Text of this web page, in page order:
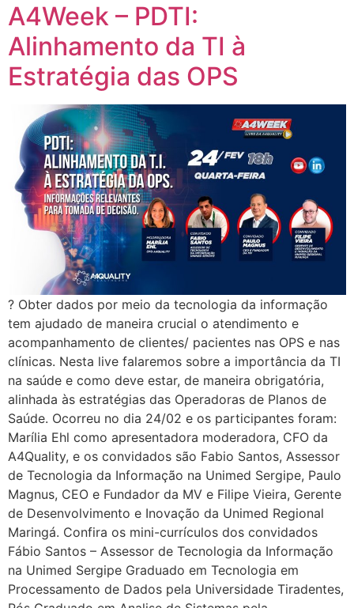
A4Week – PDTI:
Alinhamento da TI à
Estratégia das OPS
? Obter dados por meio da tecnologia da informação
tem ajudado de maneira crucial o atendimento e
acompanhamento de clientes/ pacientes nas OPS e nas
clínicas. Nesta live falaremos sobre a importância da TI
na saúde e como deve estar, de maneira obrigatória,
alinhada às estratégias das Operadoras de Planos de
Saúde. Ocorreu no dia 24/02 e os participantes foram:
Marília Ehl como apresentadora moderadora, CFO da
A4Quality, e os convidados são Fabio Santos, Assessor
de Tecnologia da Informação na Unimed Sergipe, Paulo
Magnus, CEO e Fundador da MV e Filipe Vieira, Gerente
de Desenvolvimento e Inovação da Unimed Regional
Maringá. Confira os mini-currículos dos convidados
Fábio Santos – Assessor de Tecnologia da Informação
na Unimed Sergipe Graduado em Tecnologia em
Processamento de Dados pela Universidade Tiradentes,